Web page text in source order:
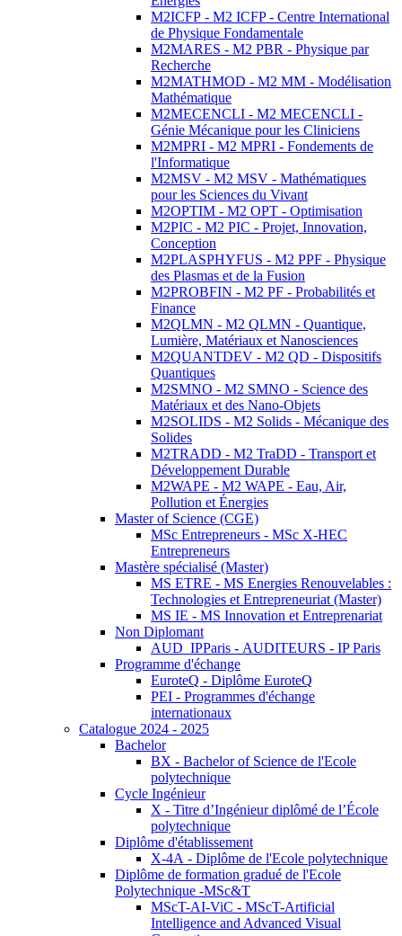
M2ICFP - M2 ICFP - Centre International
de Physique Fondamentale
M2MARES - M2 PBR - Physique par
Recherche
M2MATHMOD - M2 MM - Modélisation
Mathématique
M2MECENCLI - M2 MECENCLI -
Génie Mécanique pour les Cliniciens
M2MPRI - M2 MPRI - Fondements de
l'Informatique
M2MSV - M2 MSV - Mathématiques
pour les Sciences du Vivant
M2OPTIM - M2 OPT - Optimisation
M2PIC - M2 PIC - Projet, Innovation,
Conception
M2PLASPHYFUS - M2 PPF - Physique
des Plasmas et de la Fusion
M2PROBFIN - M2 PF - Probabilités et
Finance
M2QLMN - M2 QLMN - Quantique,
Lumière, Matériaux et Nanosciences
M2QUANTDEV - M2 QD - Dispositifs
Quantiques
M2SMNO - M2 SMNO - Science des
Matériaux et des Nano-Objets
M2SOLIDS - M2 Solids - Mécanique des
Solides
M2TRADD - M2 TraDD - Transport et
Développement Durable
M2WAPE - M2 WAPE - Eau, Air,
Pollution et Énergies
Master of Science (CGE)
MSc Entrepreneurs - MSc X-HEC
Entrepreneurs
Mastère spécialisé (Master)
MS ETRE - MS Energies Renouvelables :
Technologies et Entrepreneuriat (Master)
MS IE - MS Innovation et Entreprenariat
Non Diplomant
AUD_IPParis - AUDITEURS - IP Paris
Programme d'échange
EuroteQ - Diplôme EuroteQ
PEI - Programmes d'échange
internationaux
Catalogue 2024 - 2025
Bachelor
BX - Bachelor of Science de l'Ecole
polytechnique
Cycle Ingénieur
X - Titre d’Ingénieur diplômé de l’École
polytechnique
Diplôme d'établissement
X-4A - Diplôme de l'Ecole polytechnique
Diplôme de formation gradué de l'Ecole
Polytechnique -MSc&T
MScT-AI-ViC - MScT-Artificial
Intelligence and Advanced Visual